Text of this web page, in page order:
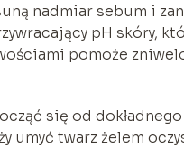
nadmiar sebum i
pH skóry,
pomoże
się od
umyć twarz żelem